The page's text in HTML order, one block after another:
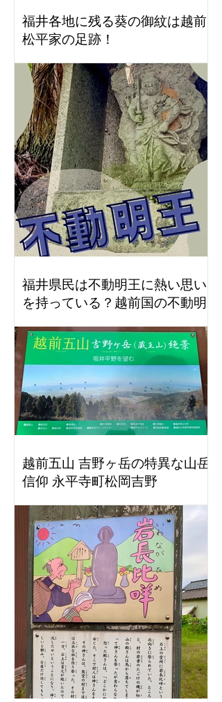
福井各地に残る葵の御紋は越前
松平家の足跡！
福井県民は不動明王に熱い思い
を持っている？越前国の不動明
越前五山 吉野ヶ岳の特異な山岳
信仰 永平寺町松岡吉野